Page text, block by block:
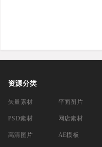
资源分类
矢量素材
PSD素材
高清图片
平面图片
网店素材
AE模板